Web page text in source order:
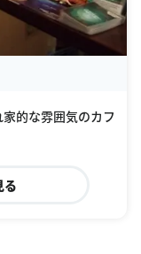
的な雰囲気のカフ
る